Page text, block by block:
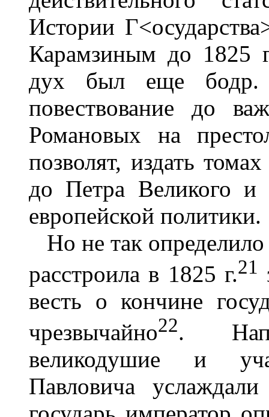
Истории
Карамзиным до 1825
дух был еще бодр.
повествование до
Романовых на
позволят, издать
до Петра Великого и
европейской политики.
Но не так
расстроила в 1825 г.21
весть о кончине
чрезвычайно22.
великодушие и
Павловича